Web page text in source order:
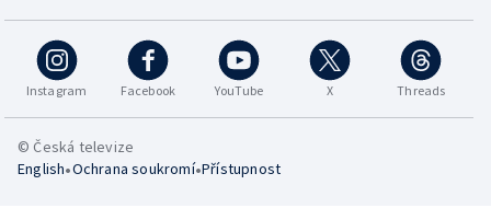
Instagram Facebook YouTube X Threads
© Česká televize
English•Ochrana soukromí•Přístupnost